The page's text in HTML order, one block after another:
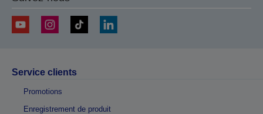
Service clients
Promotions
Enregistrement de produit